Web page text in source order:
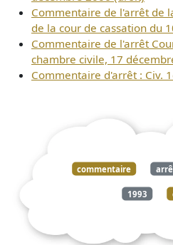
Commentaire de l'arrêt de
de la cour de cassation du
Commentaire de l'arrêt
chambre civile, 17
Commentaire d'arrêt : Civ.
commentaire
1993